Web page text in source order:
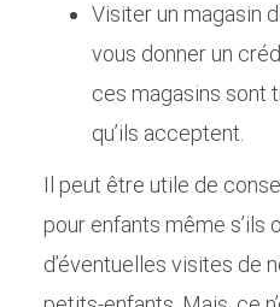
Visiter un magasin
vous donner un
ces magasins sont
qu’ils acceptent.
Il peut être utile de
pour enfants même s’ils
d’éventuelles visites de